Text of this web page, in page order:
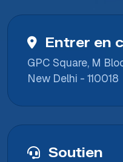
Entrer en
GPC Square, M
New Delhi - 110018
Soutien